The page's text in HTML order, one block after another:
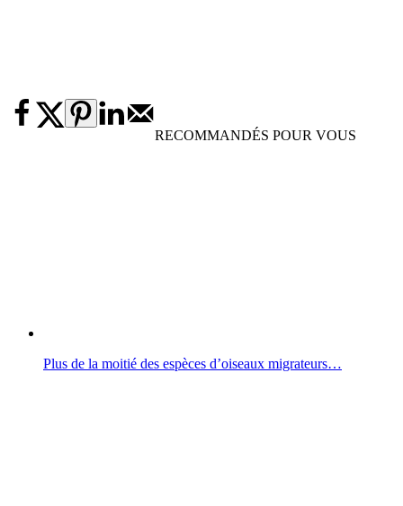
RECOMMANDÉS POUR VOUS
Plus de la moitié des espèces d’oiseaux migrateurs…